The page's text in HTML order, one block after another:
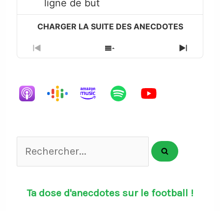
iconligne de but
Previous
Episode
Show
Episodes
Next
Episode
Rechercher...
Ta dose d'anecdotes sur le football !